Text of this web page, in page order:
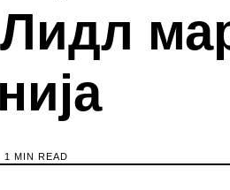
1 MIN READ